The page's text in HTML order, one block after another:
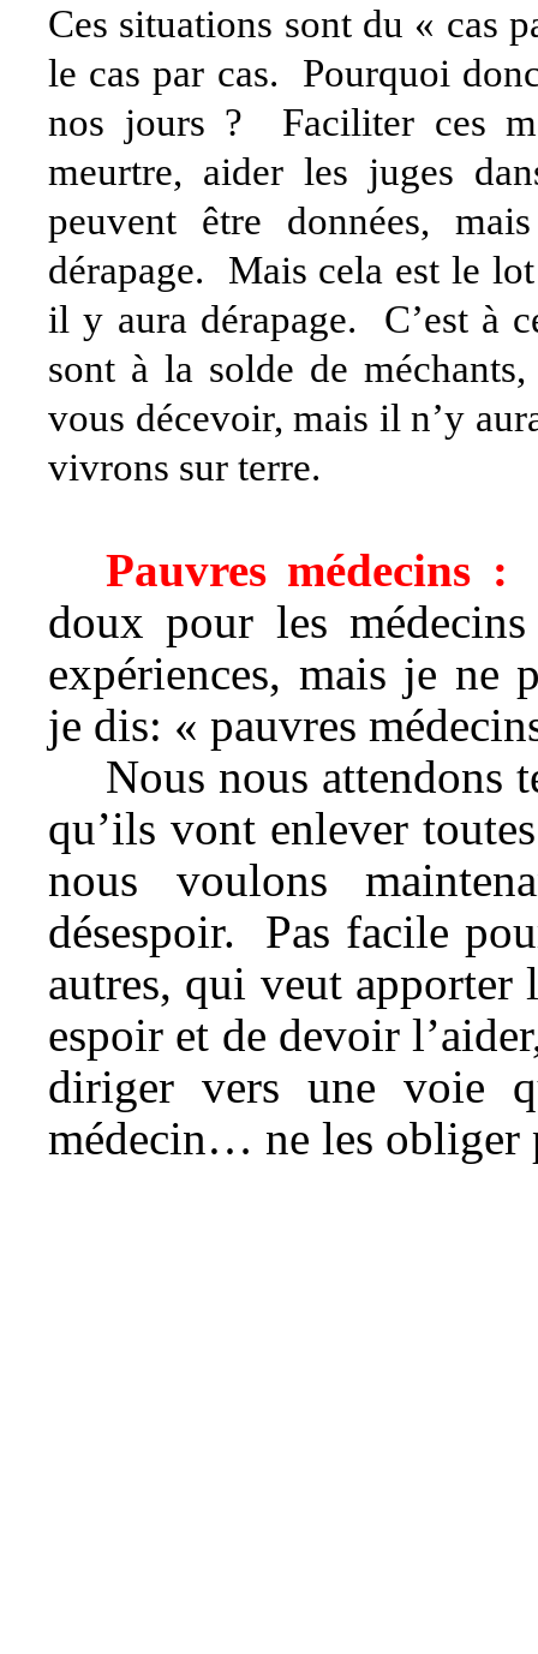
Ces situations sont du « cas
le cas par cas. Pourquoi
nos jours ? Faciliter ces
meurtre, aider les juges
peuvent être données,
dérapage. Mais cela est le
il y aura dérapage. C’est à
sont à la solde de
vous décevoir, mais il n’y
vivrons sur terre.
Pauvres médecins :
doux pour les
expériences, mais je ne
je dis: « pauvres
Nous nous attendons
qu’ils vont enlever
nous voulons
désespoir. Pas facile
autres, qui veut apporter
espoir et de devoir
diriger vers une voie
médecin… ne les obliger